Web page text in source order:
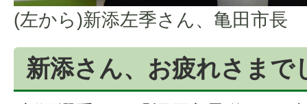
(左から)新添左季さん、亀田市長
新添さん、お疲れさまで